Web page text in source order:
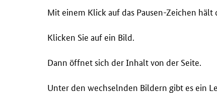
Mit einem Klick auf das Pausen-Zeichen hält
Klicken Sie auf ein Bild.
Dann öffnet sich der Inhalt von der Seite.
Unter den wechselnden Bildern gibt es ein